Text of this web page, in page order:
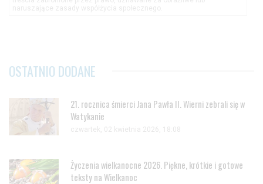
OSTATNIO DODANE
21. rocznica śmierci Jana Pawła II. Wierni zebrali się w
Watykanie
czwartek, 02 kwietnia 2026, 18:08
Życzenia wielkanocne 2026. Piękne, krótkie i gotowe
teksty na Wielkanoc